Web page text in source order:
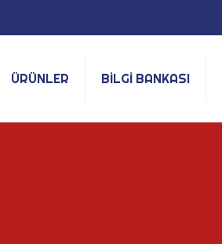
ÜRÜNLER BİLGİ BANKASI